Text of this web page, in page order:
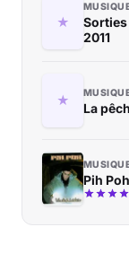
Sorties
2011
La
Pih